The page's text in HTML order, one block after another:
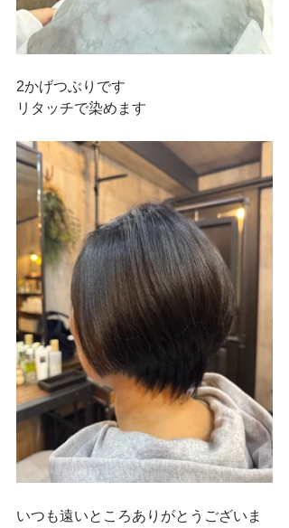
2かげつぶりです
リタッチで染めます
いつも遠いところありがとうございま